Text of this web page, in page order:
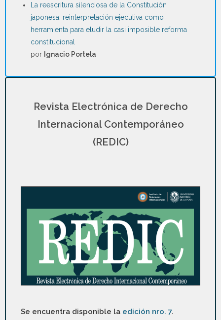
La reescritura silenciosa de la Constitución
japonesa: reinterpretación ejecutiva como
herramienta para eludir la casi imposible reforma
constitucional
por Ignacio Portela
Revista Electrónica de Derecho
Internacional Contemporáneo
(REDIC)
Se encuentra disponible la edición nro. 7.